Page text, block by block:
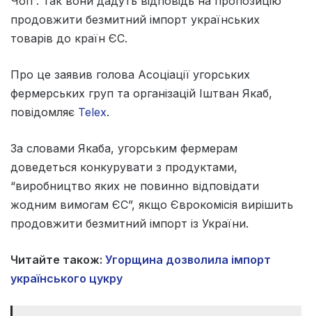
продовжити безмитний імпорт українських
товарів до країн ЄС.
Про це заявив голова Асоціації угорських
фермерських груп та організацій Іштван Якаб,
повідомляє Telex.
За словами Якаба, угорським фермерам
доведеться конкурувати з продуктами,
“виробництво яких не повинно відповідати
жодним вимогам ЄС”, якщо Єврокомісія вирішить
продовжити безмитний імпорт із України.
Читайте також: Угорщина дозволила імпорт
українського цукру